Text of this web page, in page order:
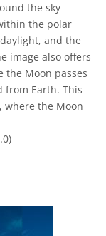
the sky
the polar
and the
image also offers
the Moon passes
from Earth. This
where the Moon